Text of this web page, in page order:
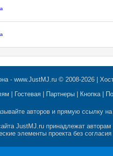
- www.JustMJ.ru © 2008-2026 |
Гостевая Партнеры Кнопка|
авторов и прямую ссылку на
JustMJ.ru принадлежат авторам
элементы проекта без согласия